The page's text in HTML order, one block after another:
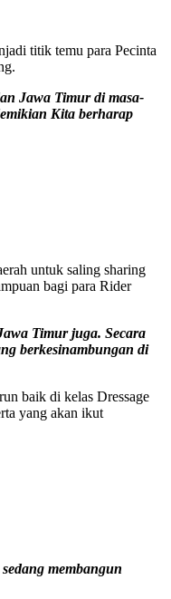
titik temu para Pecinta
Jawa Timur di masa-
Kita berharap
untuk saling sharing
bagi para Rider
Timur juga. Secara
berkesinambungan di
baik di kelas Dressage
yang akan ikut
membangun